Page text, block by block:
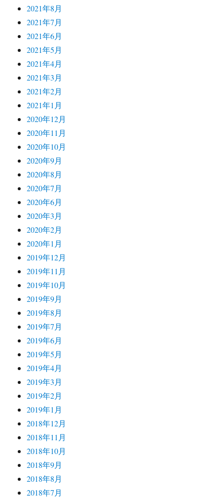
2021年8月
2021年7月
2021年6月
2021年5月
2021年4月
2021年3月
2021年2月
2021年1月
2020年12月
2020年11月
2020年10月
2020年9月
2020年8月
2020年7月
2020年6月
2020年3月
2020年2月
2020年1月
2019年12月
2019年11月
2019年10月
2019年9月
2019年8月
2019年7月
2019年6月
2019年5月
2019年4月
2019年3月
2019年2月
2019年1月
2018年12月
2018年11月
2018年10月
2018年9月
2018年8月
2018年7月